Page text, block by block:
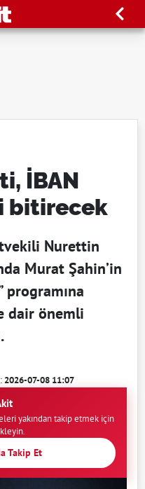
İBAN
bitirecek
Nurettin
Murat Şahin’in
programına
dair önemli
2026-07-08 11:07
yakından takip etmek için
Takip Et